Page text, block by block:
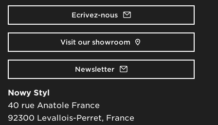
Ecrivez-nous
Visit our showroom
Newsletter
Nowy Styl
40 rue Anatole France
92300 Levallois-Perret, France